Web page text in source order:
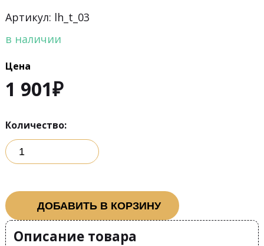
Артикул: lh_t_03
в наличии
Цена
1 901₽
Количество:
ДОБАВИТЬ В КОРЗИНУ
Описание товара